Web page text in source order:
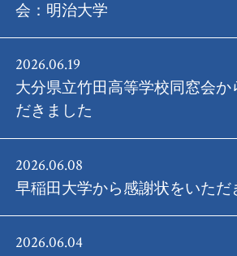
会：明治大学
2026.06.19
大分県立竹田高等学校同窓会か
だきました
2026.06.08
早稲田大学から感謝状をいただ
2026.06.04